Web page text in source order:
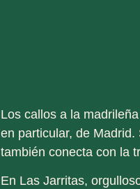
Los callos a la madrileña
en particular, de
también conecta con la
En Las Jarritas,